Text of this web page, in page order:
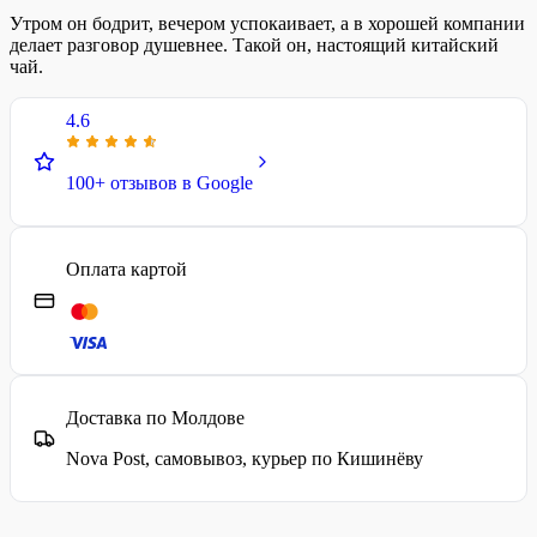
Утром он бодрит, вечером успокаивает, а в хорошей компании
делает разговор душевнее. Такой он, настоящий китайский
чай.
4.6
100+ отзывов в Google
Оплата картой
Доставка по Молдове
Nova Post, самовывоз, курьер по Кишинёву